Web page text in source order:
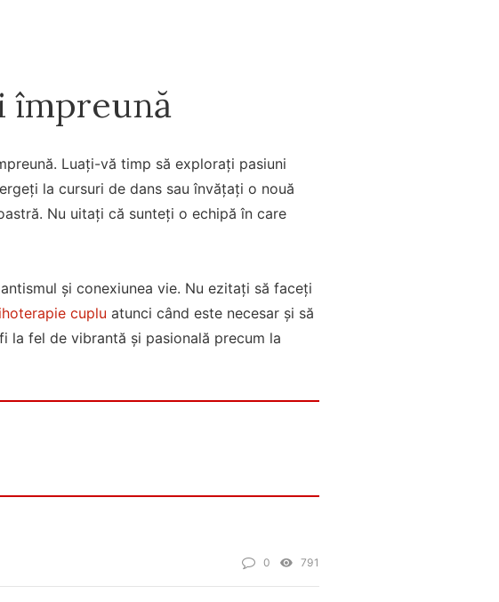
împreună
Luați-vă timp să explorați pasiuni
la cursuri de dans sau învățați o nouă
Nu uitați că sunteți o echipă în care
și conexiunea vie. Nu ezitați să faceți
cuplu atunci când este necesar și să
la fel de vibrantă și pasională precum la
0 791